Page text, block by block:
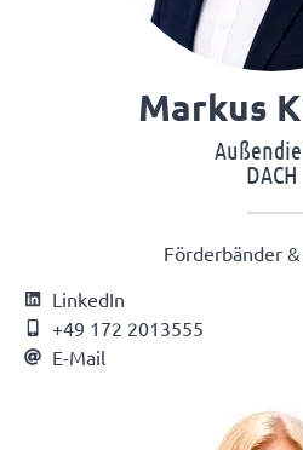
Markus
DACH
Förderbänder
LinkedIn
+49 172 2013555
E-Mail